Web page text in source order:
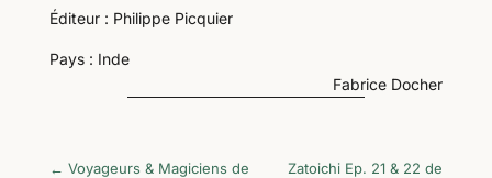
Éditeur : Philippe Picquier
Pays : Inde
Fabrice Docher
← Voyageurs & Magiciens de
Zatoichi Ep. 21 & 22 de